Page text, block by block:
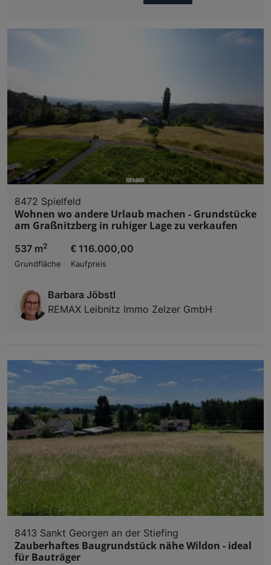
8472 Spielfeld
Wohnen wo andere Urlaub machen - Grundstücke
am Graßnitzberg in ruhiger Lage zu verkaufen
537 m2
Grundfläche
€ 116.000,00
Kaufpreis
Barbara Jöbstl
REMAX Leibnitz Immo Zelzer GmbH
8413 Sankt Georgen an der Stiefing
Zauberhaftes Baugrundstück nähe Wildon - ideal
für Bauträger